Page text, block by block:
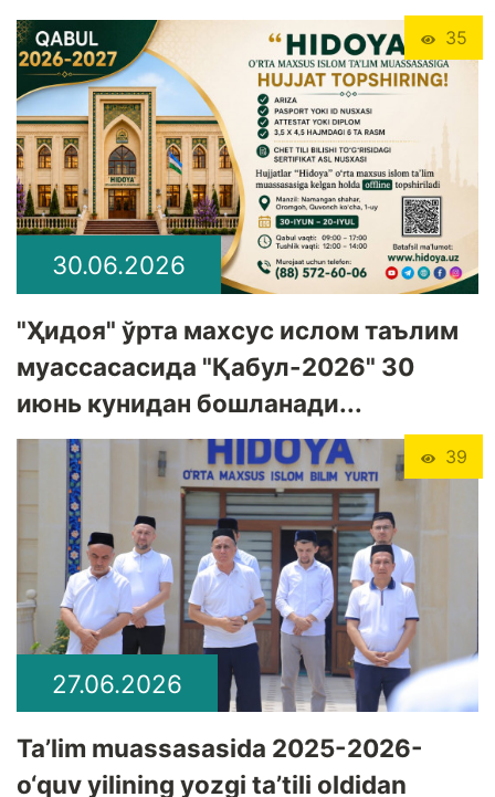
35
30.06.2026
"Ҳидоя" ўрта махсус ислом таълим
муассасасида "Қабул-2026" 30
июнь кунидан бошланади...
39
27.06.2026
Ta’lim muassasasida 2025-2026-
o‘quv yilining yozgi ta’tili oldidan